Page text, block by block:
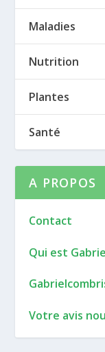
Maladies
Nutrition
Plantes
Santé
A PROPOS
Contact
Qui est
Votre avis